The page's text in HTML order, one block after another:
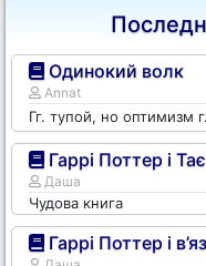
Одинокий волк
Annat
Гг. тупой, но оптимизм
Гаррі Поттер і
Даша
Чудова книга
Гаррі Поттер і